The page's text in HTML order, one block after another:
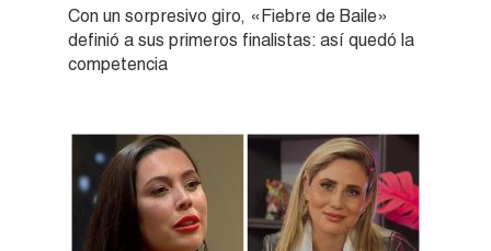
Con un sorpresivo giro, «Fiebre de Baile»
definió a sus primeros finalistas: así quedó la
competencia